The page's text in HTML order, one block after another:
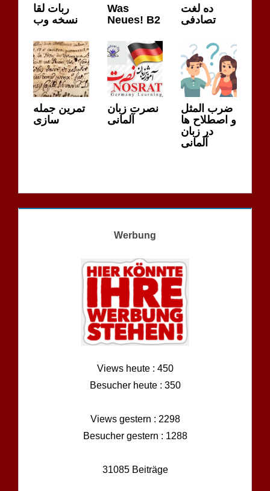
ربات لقا
نسخه وب
Was
Neues! B2
ده لغت
تصادفی
تمرین جمله
سازی
نصرت زبان
آلمانی
ضرب المثل
و اصطلاح ها
در زبان
آلمانی
Werbung
Views heute : 450
Besucher heute : 350
Views gestern : 2298
Besucher gestern : 1288
31085 Beiträge